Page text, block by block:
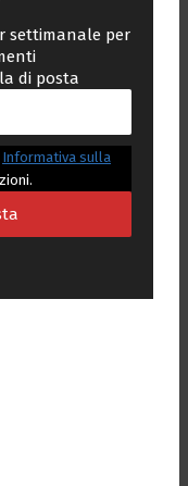
settimanale per
di posta
Informativa sulla